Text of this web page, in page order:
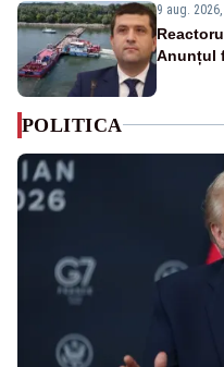
9 aug.
Anunțul
POLITICA